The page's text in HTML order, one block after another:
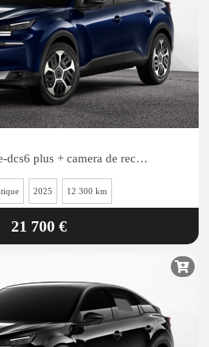
Hybride 145 ch bva e-dcs6 plus + camera de recul + navi
2025 12 300 km
21 700 €